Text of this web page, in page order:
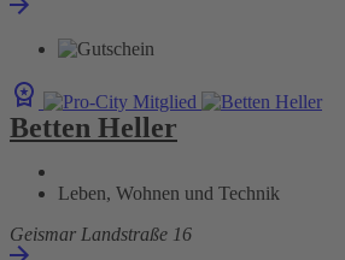
Betten Heller
Leben, Wohnen und Technik
Geismar Landstraße 16